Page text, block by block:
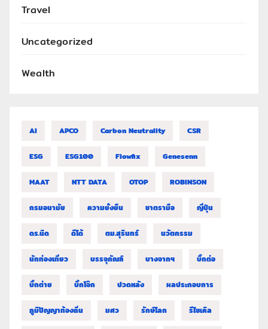
Travel
Uncategorized
Wealth
AI APCO Carbon Neutrality CSR
ESG ESG100 Flowfix Genesenn
MAAT NTT DATA OTOP ROBINSON
กรมอนามัย ความยั่งยืน ชาตรามือ ญี่ปุ่น
ดร.นิด ดีโด้ ตม.สุรินทร์ นวัตกรรม
นักท่องเที่ยว บรรจุภัณฑ์ บางจากฯ บิ๊กต่อ
บิ๊กต่าย บิ๊กโจ๊ก ปวดหลัง ผลประกอบการ
ภูมิปัญญาท้องถิ่น มศว รักษ์โลก รีไซเคิล